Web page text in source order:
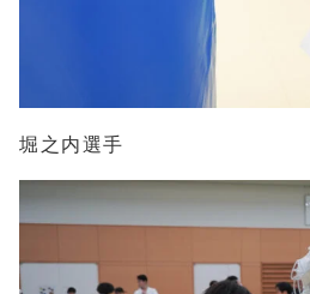
堀之内選手